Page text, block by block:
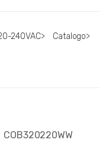
240VAC> Catalogo>
COB320220WW